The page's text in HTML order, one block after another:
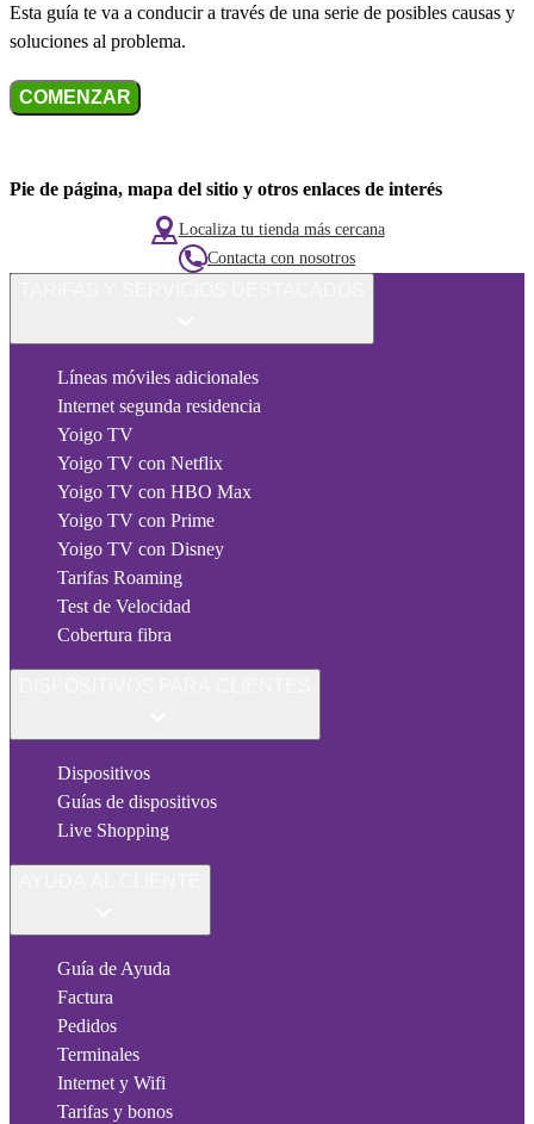
Esta guía te va a conducir a través de una serie de posibles causas y
soluciones al problema.
COMENZAR
Pie de página, mapa del sitio y otros enlaces de interés
Localiza tu tienda más cercana
Contacta con nosotros
Líneas móviles adicionales
Internet segunda residencia
Yoigo TV
Yoigo TV con Netflix
Yoigo TV con HBO Max
Yoigo TV con Prime
Yoigo TV con Disney
Tarifas Roaming
Test de Velocidad
Cobertura fibra
Dispositivos
Guías de dispositivos
Live Shopping
Guía de Ayuda
Factura
Pedidos
Terminales
Internet y Wifi
Tarifas y bonos